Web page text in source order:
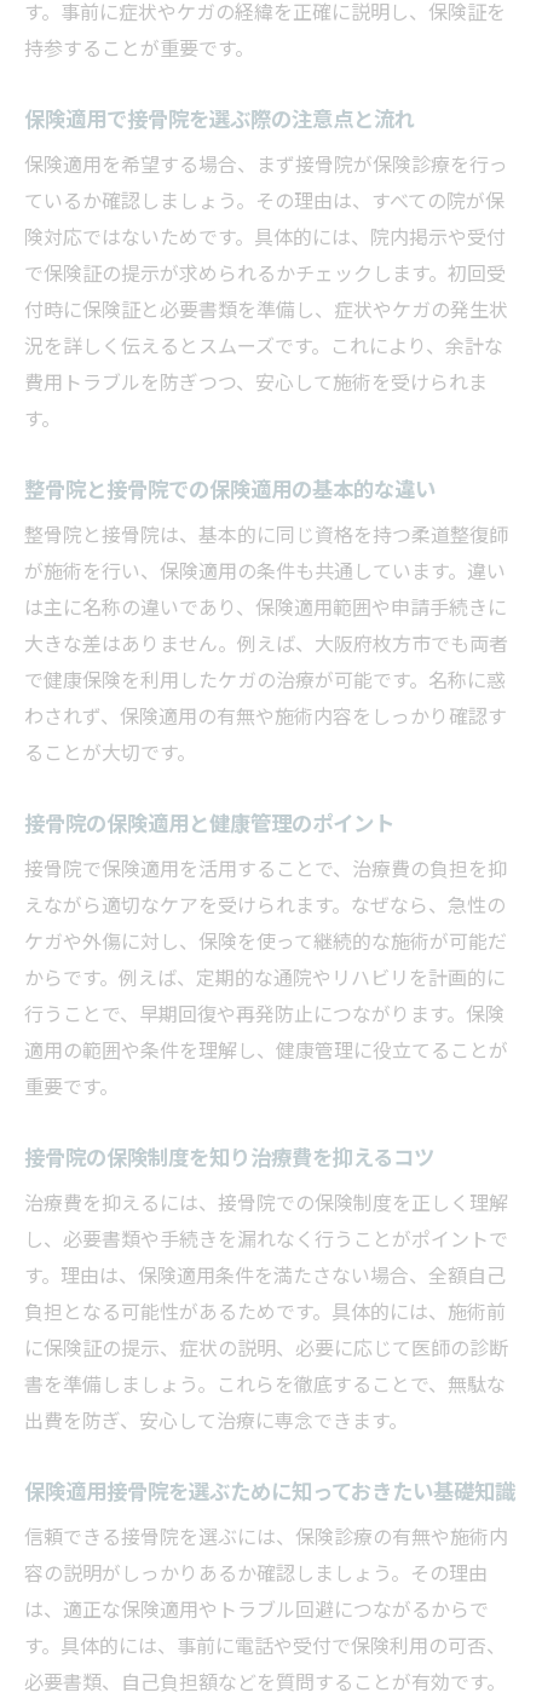
接骨院利用時に押さえたい保険制度のポイ
ント
接骨院で保険を使う際の費用比較と注意点
保険適用を活かした接骨院選びのポイント
接骨院保険利用時の自己負担軽減テクニッ
ク
接骨院で保険適用される症状や条件を知る
接骨院で保険適用となる主な症状を徹底解
説
保険適用が受けられる接骨院の施術事例
接骨院の保険利用に必要な条件や注意事項
接骨院での保険適用条件とその確認方法
ケース
保険適用接骨院の選び方と安心ポイント
安心して通える保険適用接骨院の見極め方
口コミで選ぶ保険対応の接骨院ポイント
保険適用接骨院の選択基準と確認すべきこ
と
接骨院選びで重視すべき保険制度の観点
接骨院の保険適用とサービス内容の関係
接骨院保険申請時に押さえるべき注意点
保険適用でトラブルを防ぐ接骨院利用法
接骨院の保険手続きでよくあるミスと対策
保険適用接骨院を利用する際の申請ポイン
ト
接骨院で保険申請時に必要な確認事項
夫
整骨院と接骨院の保険適用の違いを解説
整骨院と接骨院で保険適用が異なる理由
接骨院と整骨院の保険申請手続き比較
す。事前に症状やケガの経緯を正確に説明し、保険証を
持参することが重要です。
保険適用で接骨院を選ぶ際の注意点と流れ
保険適用を希望する場合、まず接骨院が保険診療を行っ
ているか確認しましょう。その理由は、すべての院が保
険対応ではないためです。具体的には、院内掲示や受付
で保険証の提示が求められるかチェックします。初回受
付時に保険証と必要書類を準備し、症状やケガの発生状
況を詳しく伝えるとスムーズです。これにより、余計な
費用トラブルを防ぎつつ、安心して施術を受けられま
す。
整骨院と接骨院での保険適用の基本的な違い
整骨院と接骨院は、基本的に同じ資格を持つ柔道整復師
が施術を行い、保険適用の条件も共通しています。違い
は主に名称の違いであり、保険適用範囲や申請手続きに
大きな差はありません。例えば、大阪府枚方市でも両者
で健康保険を利用したケガの治療が可能です。名称に惑
わされず、保険適用の有無や施術内容をしっかり確認す
ることが大切です。
接骨院の保険適用と健康管理のポイント
接骨院で保険適用を活用することで、治療費の負担を抑
えながら適切なケアを受けられます。なぜなら、急性の
ケガや外傷に対し、保険を使って継続的な施術が可能だ
からです。例えば、定期的な通院やリハビリを計画的に
行うことで、早期回復や再発防止につながります。保険
適用の範囲や条件を理解し、健康管理に役立てることが
重要です。
接骨院の保険制度を知り治療費を抑えるコツ
治療費を抑えるには、接骨院での保険制度を正しく理解
し、必要書類や手続きを漏れなく行うことがポイントで
す。理由は、保険適用条件を満たさない場合、全額自己
負担となる可能性があるためです。具体的には、施術前
に保険証の提示、症状の説明、必要に応じて医師の診断
書を準備しましょう。これらを徹底することで、無駄な
出費を防ぎ、安心して治療に専念できます。
保険適用接骨院を選ぶために知っておきたい基礎知識
信頼できる接骨院を選ぶには、保険診療の有無や施術内
容の説明がしっかりあるか確認しましょう。その理由
は、適正な保険適用やトラブル回避につながるからで
す。具体的には、事前に電話や受付で保険利用の可否、
必要書類、自己負担額などを質問することが有効です。